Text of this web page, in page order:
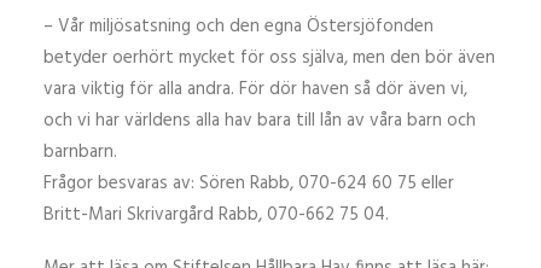
– Vår miljösatsning och den egna Östersjöfonden
betyder oerhört mycket för oss själva, men den bör även
vara viktig för alla andra. För dör haven så dör även vi,
och vi har världens alla hav bara till lån av våra barn och
barnbarn.
Frågor besvaras av: Sören Rabb, 070-624 60 75 eller
Britt-Mari Skrivargård Rabb, 070-662 75 04.